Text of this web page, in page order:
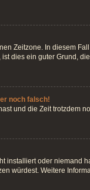
Zeitzone. In diesem
dies ein guter Grund,
noch falsch!
und die Zeit trotzdem
installiert oder niemand
würdest. Weitere